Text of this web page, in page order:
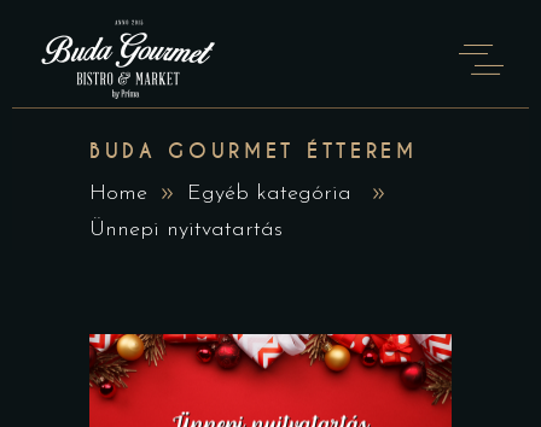
BUDA GOURMET ÉTTEREM
Home
Egyéb kategória
Ünnepi nyitvatartás